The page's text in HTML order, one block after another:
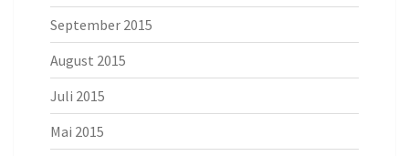
September 2015
August 2015
Juli 2015
Mai 2015